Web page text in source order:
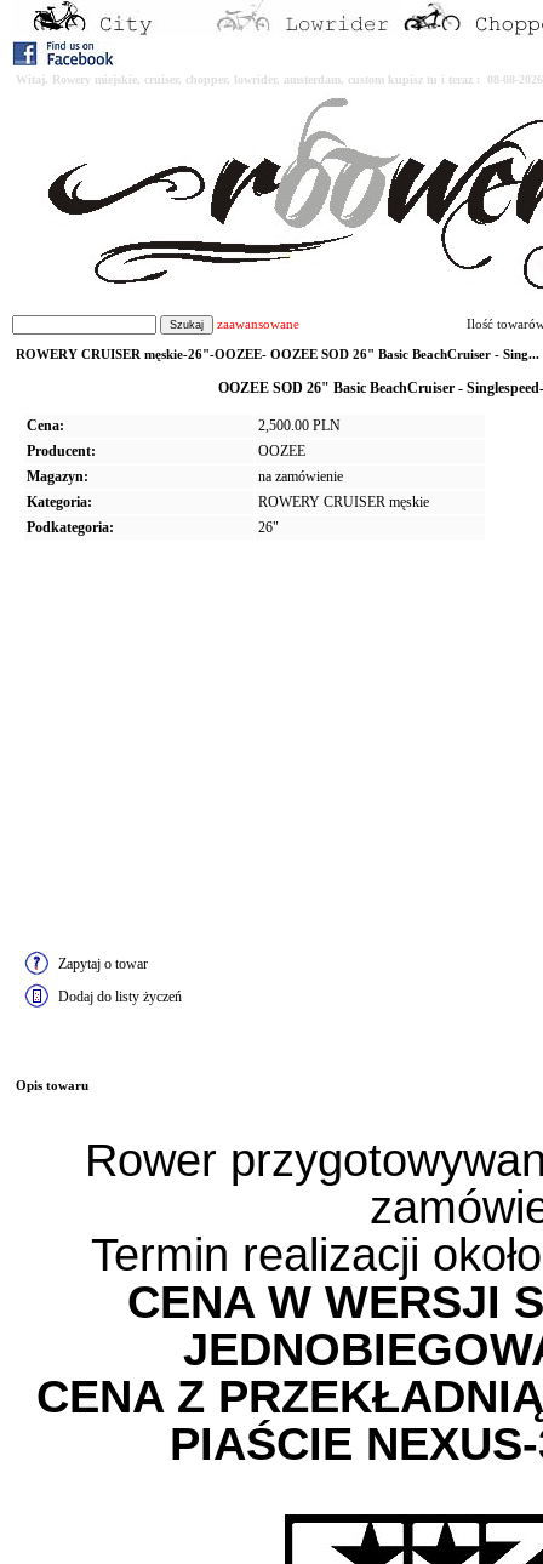
Witaj. Rowery miejskie, cruiser, chopper, lowrider, amsterdam, custom kupisz tu i teraz : 08-08-
zaawansowane Ilość
ROWERY CRUISER męskie-26"-OOZEE- OOZEE SOD 26" Basic BeachCruiser - Sing...
OOZEE SOD 26" Basic BeachCruiser -
Cena:
2,500.00 PLN
Producent:
OOZEE
Magazyn:
na zamówienie
Kategoria:
ROWERY CRUISER męskie
Podkategoria:
26"
Zapytaj o towar
Dodaj do listy życzeń
Opis towaru
Rower
Termin realizacji
CENA W WERSJI
CENA Z
PIAŚCIE